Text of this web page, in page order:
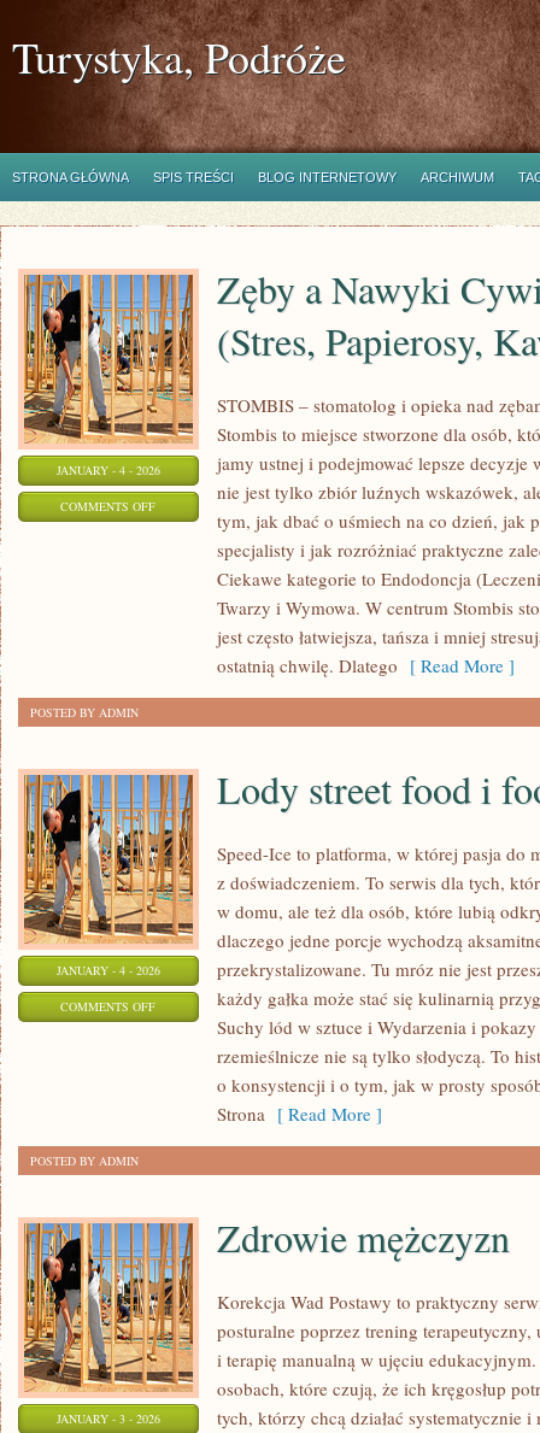
Turystyka, Podróże
STRONA GŁÓWNA SPIS TREŚCI BLOG INTERNETOWY ARCHIWUM
JANUARY - 4 - 2026
COMMENTS OFFON
Zęby a Nawyki
(Stres, Papierosy,
STOMBIS – stomatolog i opieka nad
Stombis to miejsce stworzone dla osób,
jamy ustnej i podejmować lepsze decyzje
nie jest tylko zbiór luźnych wskazówek,
tym, jak dbać o uśmiech na co dzień, jak
specjalisty i jak rozróżniać praktyczne
Ciekawe kategorie to Endodoncja
Twarzy i Wymowa. W centrum Stombis
jest często łatwiejsza, tańsza i mniej
ostatnią chwilę. Dlatego [ Read More ]
POSTED BY ADMIN
JANUARY - 4 - 2026
COMMENTS OFFON
Lody street food i
Speed-Ice to platforma, w której pasja do
z doświadczeniem. To serwis dla tych,
w domu, ale też dla osób, które lubią
dlaczego jedne porcje wychodzą
przekrystalizowane. Tu mróz nie jest
każdy gałka może stać się kulinarnią
Suchy lód w sztuce i Wydarzenia i
rzemieślnicze nie są tylko słodyczą. To
o konsystencji i o tym, jak w prosty
Strona [ Read More ]
POSTED BY ADMIN
JANUARY - 3 - 2026
Zdrowie mężczyzn
Korekcja Wad Postawy to praktyczny
posturalne poprzez trening
i terapię manualną w ujęciu edukacyjnym.
osobach, które czują, że ich kręgosłup
tych, którzy chcą działać systematycznie